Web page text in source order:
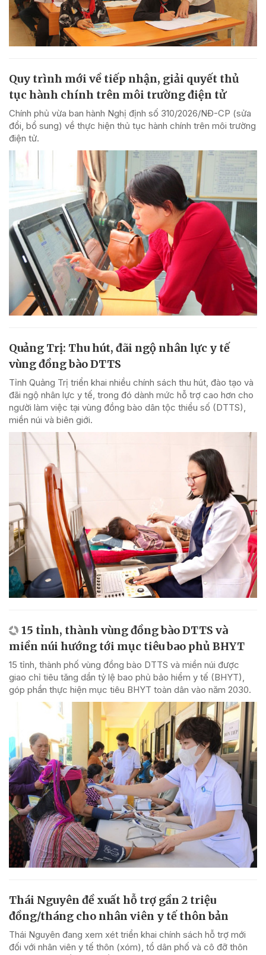
Quy trình mới về tiếp nhận, giải quyết thủ
tục hành chính trên môi trường điện tử
Chính phủ vừa ban hành Nghị định số 310/2026/NĐ-CP (sửa
đổi, bổ sung) về thực hiện thủ tục hành chính trên môi trường
điện tử.
Quảng Trị: Thu hút, đãi ngộ nhân lực y tế
vùng đồng bào DTTS
Tỉnh Quảng Trị triển khai nhiều chính sách thu hút, đào tạo và
đãi ngộ nhân lực y tế, trong đó dành mức hỗ trợ cao hơn cho
người làm việc tại vùng đồng bào dân tộc thiểu số (DTTS),
miền núi và biên giới.
15 tỉnh, thành vùng đồng bào DTTS và
miền núi hướng tới mục tiêu bao phủ BHYT
15 tỉnh, thành phố vùng đồng bào DTTS và miền núi được
giao chỉ tiêu tăng dần tỷ lệ bao phủ bảo hiểm y tế (BHYT),
góp phần thực hiện mục tiêu BHYT toàn dân vào năm 2030.
Thái Nguyên đề xuất hỗ trợ gần 2 triệu
đồng/tháng cho nhân viên y tế thôn bản
Thái Nguyên đang xem xét triển khai chính sách hỗ trợ mới
đối với nhân viên y tế thôn (xóm), tổ dân phố và cô đỡ thôn